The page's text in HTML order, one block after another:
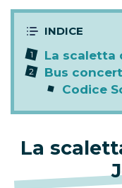
La scaletta
Bus
Codice
La